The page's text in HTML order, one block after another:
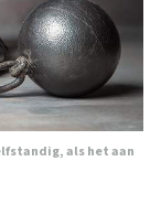
als het aan